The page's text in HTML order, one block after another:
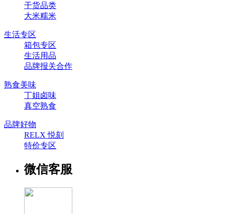
干货品类
大米糯米
生活专区
箱包专区
生活用品
品牌报关合作
熟食美味
丁姐卤味
真空熟食
品牌好物
RELX 悦刻
特价专区
微信客服